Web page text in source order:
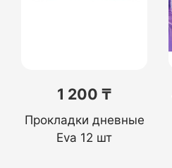
1 200 ₸
Прокладки дневные
Eva 12 шт